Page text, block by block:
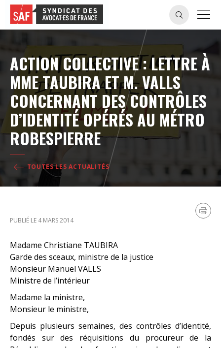
ACTION COLLECTIVE : LETTRE À
MME TAUBIRA ET M. VALLS
CONCERNANT DES CONTRÔLES
D’IDENTITÉ OPÉRÉS AU MÉTRO
ROBESPIERRE
TOUTES LES ACTUALITÉS
PUBLIÉ LE 4 MARS 2014
Madame Christiane TAUBIRA
Garde des sceaux, ministre de la justice
Monsieur Manuel VALLS
Ministre de l’intérieur
Madame la ministre,
Monsieur le ministre,
Depuis plusieurs semaines, des contrôles d’identité,
fondés sur des réquisitions du procureur de la